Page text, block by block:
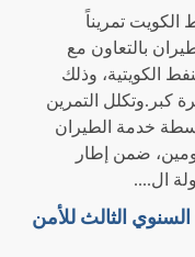
تمريناً
بالتعاون مع
الكويتية، وذلك
كبر.وتكلل التمرين
خدمة الطيران
ضمن إطار
ال....
الثالث للأمن